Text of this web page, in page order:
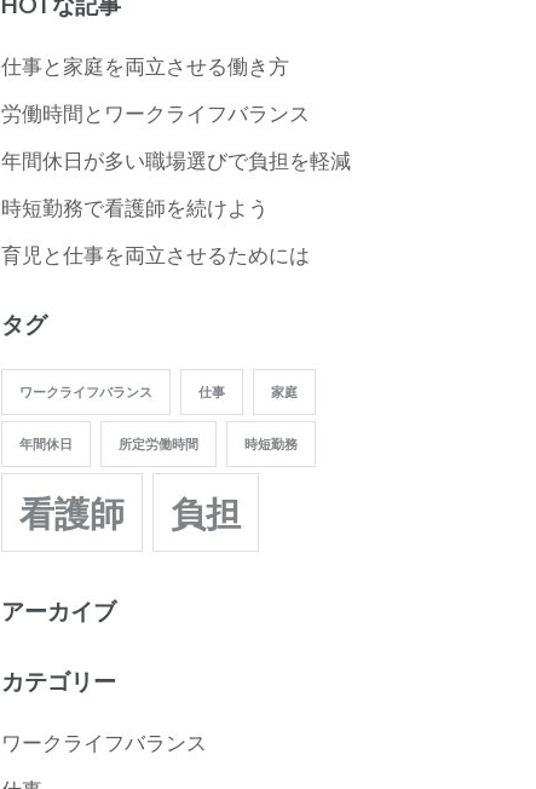
仕事と家庭を両立させる働き方
労働時間とワークライフバランス
年間休日が多い職場選びで負担を軽減
時短勤務で看護師を続けよう
育児と仕事を両立させるためには
タグ
ワークライフバランス 仕事 家庭
年間休日 所定労働時間 時短勤務
看護師 負担
アーカイブ
カテゴリー
ワークライフバランス